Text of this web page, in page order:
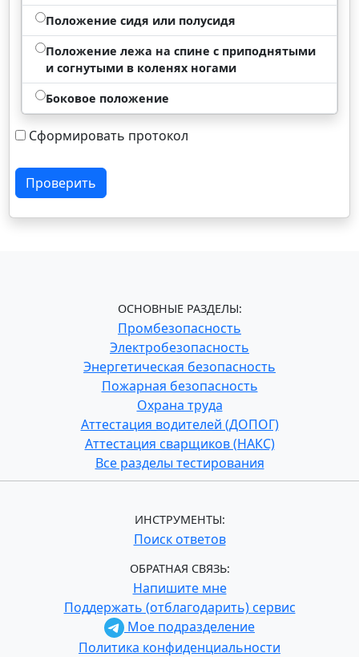
Положение сидя или полусидя
Положение лежа на спине с приподнятыми
и согнутыми в коленях ногами
Боковое положение
Сформировать протокол
Проверить
ОСНОВНЫЕ РАЗДЕЛЫ:
Промбезопасность
Электробезопасность
Энергетическая безопасность
Пожарная безопасность
Охрана труда
Аттестация водителей (ДОПОГ)
Аттестация сварщиков (НАКС)
Все разделы тестирования
ИНСТРУМЕНТЫ:
Поиск ответов
ОБРАТНАЯ СВЯЗЬ:
Напишите мне
Поддержать (отблагодарить) сервис
Мое подразделение
Политика конфиденциальности